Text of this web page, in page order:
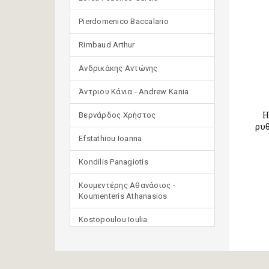
Pierdomenico Baccalario
Rimbaud Arthur
Ανδρικάκης Αντώνης
Άντριου Κάνια - Andrew Kania
Βερνάρδος Χρήστος
Efstathiou Ioanna
Kondilis Panagiotis
Κουμεντέρης Αθανάσιος -
Koumenteris Athanasios
Kostopoulou Ioulia
(μετάφραση)